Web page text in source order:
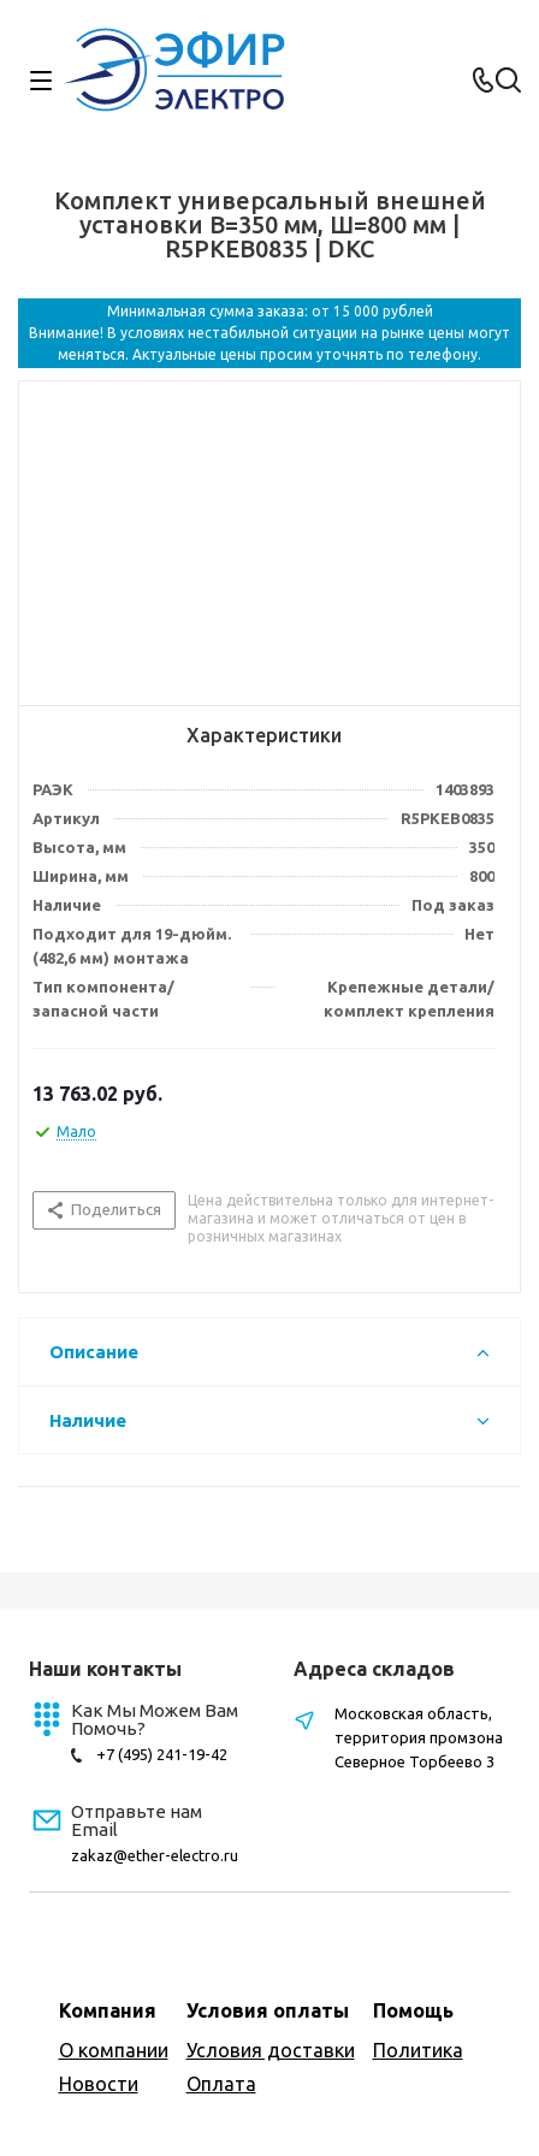
Комплект универсальный внешней
установки В=350 мм, Ш=800 мм |
R5PKEB0835 | DKC
Минимальная сумма заказа: от 15 000 рублей
Внимание! В условиях нестабильной ситуации на рынке цены могут
меняться. Актуальные цены просим уточнять по телефону.
Характеристики
РАЭК
1403893
Артикул
R5PKEB0835
Высота, мм
350
Ширина, мм
800
Наличие
Под заказ
Подходит для 19-дюйм.
(482,6 мм) монтажа
Нет
Тип компонента/
запасной части
Крепежные детали/
комплект крепления
13 763.02 руб.
Мало
Поделиться
Цена действительна только для интернет-
магазина и может отличаться от цен в
розничных магазинах
Описание
Наличие
Наши контакты
Как Мы Можем Вам
Помочь?
+7 (495) 241-19-42
Отправьте нам
Email
zakaz@ether-electro.ru
Компания
О компании
Новости
Условия оплаты
Условия доставки
Оплата
Помощь
Политика
Адреса складов
Московская область,
территория промзона
Северное Торбеево 3